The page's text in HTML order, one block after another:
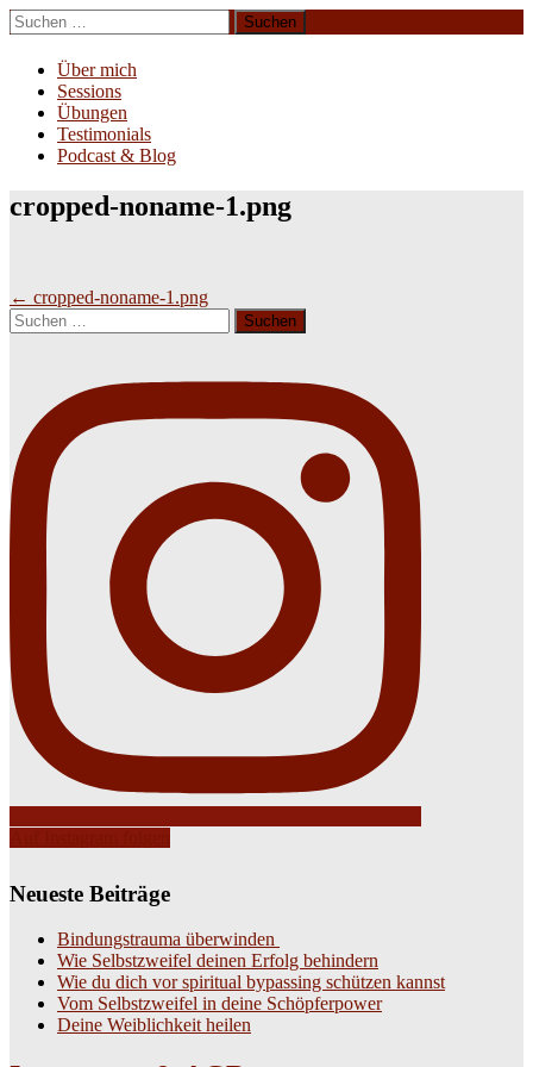
Zum
Inhalt
springen
Suchen
nach:
Über mich
Sessions
Übungen
Testimonials
Podcast & Blog
cropped-noname-1.png
Beitragsnavigation
← cropped-noname-1.png
Suchen
nach:
Neueste Beiträge
Bindungstrauma überwinden
Wie Selbstzweifel deinen Erfolg behindern
Wie du dich vor spiritual bypassing schützen kannst
Vom Selbstzweifel in deine Schöpferpower
Deine Weiblichkeit heilen